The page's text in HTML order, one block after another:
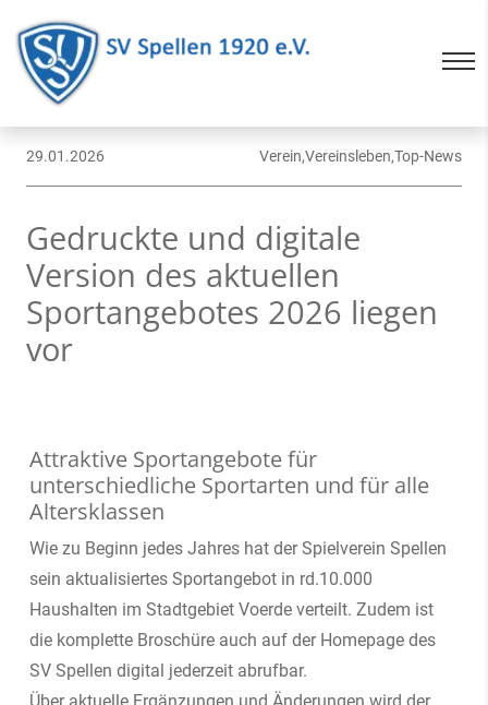
29.01.2026 Verein,Vereinsleben,Top-News
Gedruckte und digitale
Version des aktuellen
Sportangebotes 2026 liegen
vor
Attraktive Sportangebote für
unterschiedliche Sportarten und für alle
Altersklassen
Wie zu Beginn jedes Jahres hat der Spielverein Spellen
sein aktualisiertes Sportangebot in rd.10.000
Haushalten im Stadtgebiet Voerde verteilt. Zudem ist
die komplette Broschüre auch auf der Homepage des
SV Spellen digital jederzeit abrufbar.